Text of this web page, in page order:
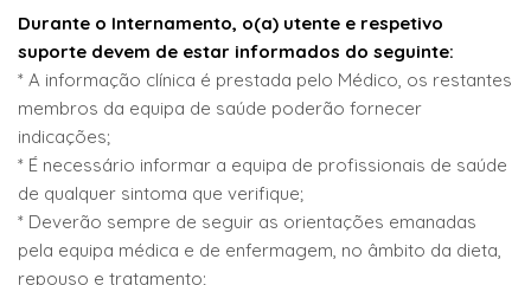
Durante o Internamento, o(a) utente e respetivo
suporte devem de estar informados do seguinte:
* A informação clínica é prestada pelo Médico, os restantes
membros da equipa de saúde poderão fornecer
indicações;
* É necessário informar a equipa de profissionais de saúde
de qualquer sintoma que verifique;
* Deverão sempre de seguir as orientações emanadas
pela equipa médica e de enfermagem, no âmbito da dieta,
repouso e tratamento;